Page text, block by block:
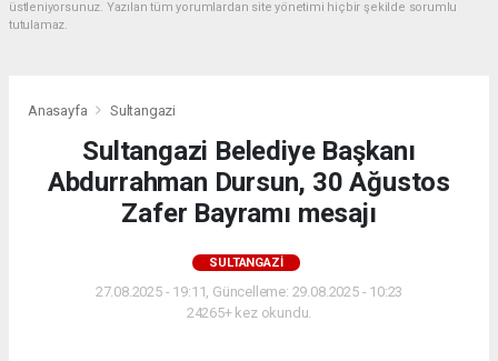
üstleniyorsunuz. Yazılan tüm yorumlardan site yönetimi hiçbir şekilde sorumlu
tutulamaz.
Anasayfa Sultangazi
Sultangazi Belediye Başkanı
Abdurrahman Dursun, 30 Ağustos
Zafer Bayramı mesajı
SULTANGAZI
27.08.2025 - 19:11, Güncelleme: 29.08.2025 - 10:23
24265+ kez okundu.